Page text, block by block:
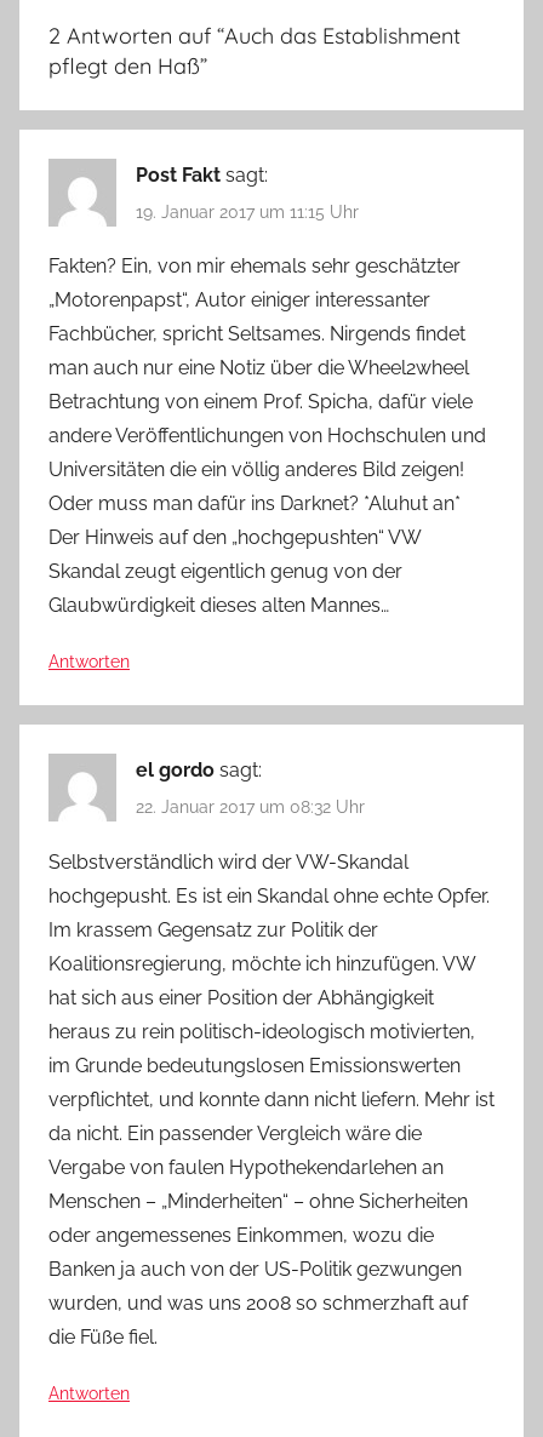
2 Antworten auf “Auch das Establishment
pflegt den Haß”
Post Fakt sagt:
19. Januar 2017 um 11:15 Uhr
Fakten? Ein, von mir ehemals sehr geschätzter
„Motorenpapst“, Autor einiger interessanter
Fachbücher, spricht Seltsames. Nirgends findet
man auch nur eine Notiz über die Wheel2wheel
Betrachtung von einem Prof. Spicha, dafür viele
andere Veröffentlichungen von Hochschulen und
Universitäten die ein völlig anderes Bild zeigen!
Oder muss man dafür ins Darknet? *Aluhut an*
Der Hinweis auf den „hochgepushten“ VW
Skandal zeugt eigentlich genug von der
Glaubwürdigkeit dieses alten Mannes…
Antworten
el gordo sagt:
22. Januar 2017 um 08:32 Uhr
Selbstverständlich wird der VW-Skandal
hochgepusht. Es ist ein Skandal ohne echte Opfer.
Im krassem Gegensatz zur Politik der
Koalitionsregierung, möchte ich hinzufügen. VW
hat sich aus einer Position der Abhängigkeit
heraus zu rein politisch-ideologisch motivierten,
im Grunde bedeutungslosen Emissionswerten
verpflichtet, und konnte dann nicht liefern. Mehr ist
da nicht. Ein passender Vergleich wäre die
Vergabe von faulen Hypothekendarlehen an
Menschen – „Minderheiten“ – ohne Sicherheiten
oder angemessenes Einkommen, wozu die
Banken ja auch von der US-Politik gezwungen
wurden, und was uns 2008 so schmerzhaft auf
die Füße fiel.
Antworten